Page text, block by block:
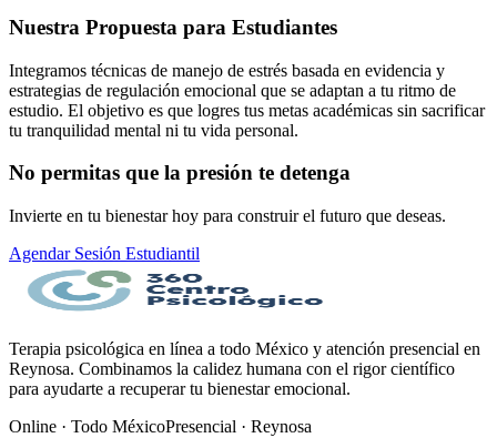
Nuestra Propuesta para Estudiantes
Integramos técnicas de manejo de estrés basada en evidencia y
estrategias de regulación emocional que se adaptan a tu ritmo de
estudio. El objetivo es que logres tus metas académicas sin sacrificar
tu tranquilidad mental ni tu vida personal.
No permitas que la presión te detenga
Invierte en tu bienestar hoy para construir el futuro que deseas.
Agendar Sesión Estudiantil
Terapia psicológica en línea a todo México y atención presencial en
Reynosa. Combinamos la calidez humana con el rigor científico
para ayudarte a recuperar tu bienestar emocional.
Online · Todo MéxicoPresencial · Reynosa